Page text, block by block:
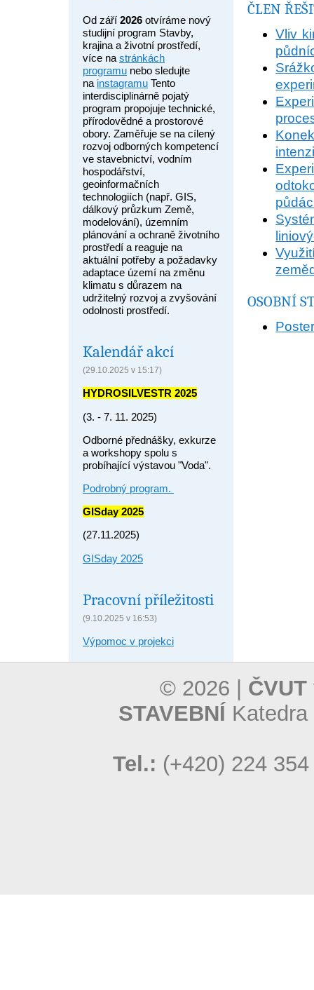
Od září 2026 otvíráme nový
studijní program Stavby,
krajina a životní prostředí,
více na stránkách
programu nebo sledujte
na instagramu Tento
interdisciplinárně pojatý
program propojuje technické,
přírodovědné a prostorové
obory. Zaměřuje se na cílený
rozvoj odborných kompetencí
ve stavebnictví, vodním
hospodářství,
geoinformačních
technologiích (např. GIS,
dálkový průzkum Země,
modelování), územním
plánování a ochraně životního
prostředí a reaguje na
aktuální potřeby a požadavky
adaptace území na změnu
klimatu s důrazem na
udržitelný rozvoj a zvyšování
odolnosti prostředí.
Kalendář akcí
(29.10.2025 v 15:17)
HYDROSILVESTR 2025
(3. - 7. 11. 2025)
Odborné přednášky, exkurze
a workshopy spolu s
probíhající výstavou "Voda".
Podrobný program.
GISday 2025
(27.11.2025)
GISday 2025
Pracovní příležitosti
(9.10.2025 v 16:53)
Výpomoc v projekci
ČLEN
Vliv
OSOBNÍ
© 2026 |
STAVEBNÍ
Tel.: (+420) 224